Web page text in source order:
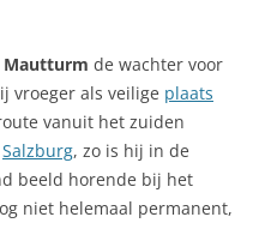
Mautturm de wachter voor
vroeger als veilige plaats
vanuit het zuiden
Salzburg, zo is hij in de
beeld horende bij het
niet helemaal permanent,